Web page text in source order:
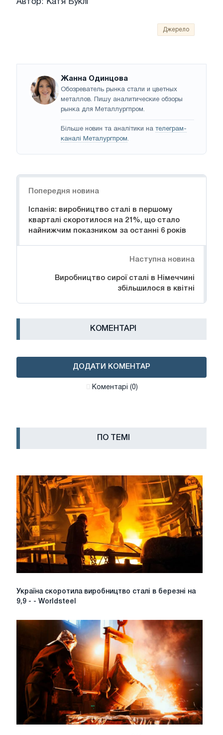
Автор: Катя Буклі
Джерело
Жанна Одинцова
Обозреватель рынка стали и цветных
металлов. Пишу аналитические обзоры
рынка для Металлургпром.
Більше новин та аналітики на телеграм-
каналі Металургпром.
Попередня новина
Іспанія: виробництво сталі в першому
кварталі скоротилося на 21%, що стало
найнижчим показником за останні 6 років
Наступна новина
Виробництво сирої сталі в Німеччині
збільшилося в квітні
КОМЕНТАРІ
ДОДАТИ КОМЕНТАР
Коментарі (0)
ПО ТЕМІ
Україна
скоротила
Worldsteel
Україна скоротила виробництво сталі в березні на
9,9 - - Worldsteel